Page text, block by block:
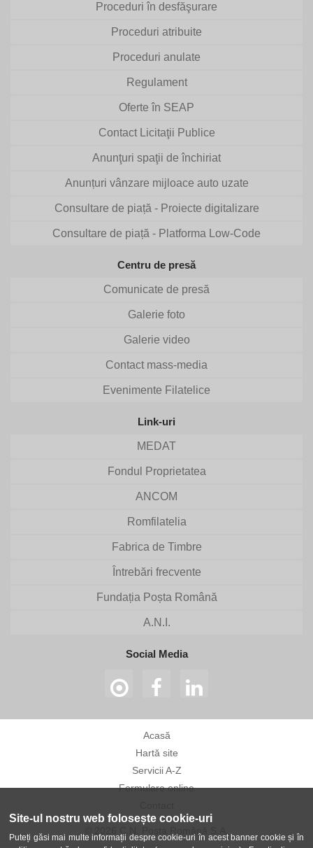
Site-ul nostru web folosește cookie-uri
Puteți găsi mai multe informații despre cookie-uri în acest banner cookie și în
Proceduri în desfăşurare
Proceduri atribuite
Proceduri anulate
Regulament
Oferte în SEAP
Contact Licitaţii Publice
Anunţuri spaţii de închiriat
Anunțuri vânzare mijloace auto uzate
Consultare de piață - Proiecte digitalizare
Consultare de piață - Platforma Low-Code
Centru de presă
Comunicate de presă
Galerie foto
Galerie video
Contact mass-media
Evenimente Filatelice
Link-uri
MEDAT
Fondul Proprietatea
ANCOM
Romfilatelia
Fabrica de Timbre
Întrebări frecvente
Fundația Poșta Română
A.N.I.
Social Media
Acasă
Hartă site
Servicii A-Z
Formulare online